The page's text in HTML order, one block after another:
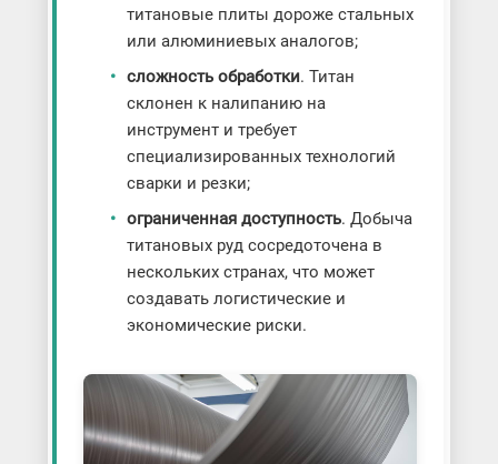
титановые плиты дороже стальных
или алюминиевых аналогов;
сложность обработки. Титан
склонен к налипанию на
инструмент и требует
специализированных технологий
сварки и резки;
ограниченная доступность. Добыча
титановых руд сосредоточена в
нескольких странах, что может
создавать логистические и
экономические риски.